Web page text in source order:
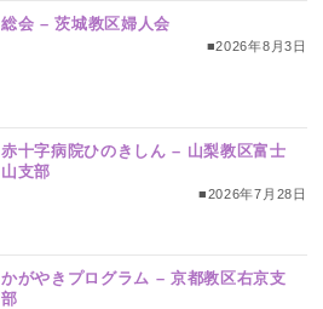
総会 – 茨城教区婦人会
■2026年8月3日
赤十字病院ひのきしん – 山梨教区富士
山支部
■2026年7月28日
かがやきプログラム – 京都教区右京支
部